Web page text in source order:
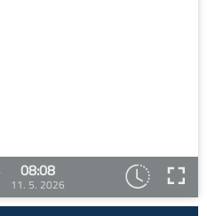
08:08
11. 5. 2026